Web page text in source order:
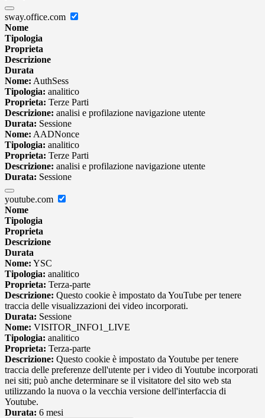
sway.office.com
Nome
Tipologia
Proprieta
Descrizione
Durata
Nome: AuthSess
Tipologia: analitico
Proprieta: Terze Parti
Descrizione: analisi e profilazione navigazione utente
Durata: Sessione
Nome: AADNonce
Tipologia: analitico
Proprieta: Terze Parti
Descrizione: analisi e profilazione navigazione utente
Durata: Sessione
youtube.com
Nome
Tipologia
Proprieta
Descrizione
Durata
Nome: YSC
Tipologia: analitico
Proprieta: Terza-parte
Descrizione: Questo cookie è impostato da YouTube per tenere
traccia delle visualizzazioni dei video incorporati.
Durata: Sessione
Nome: VISITOR_INFO1_LIVE
Tipologia: analitico
Proprieta: Terza-parte
Descrizione: Questo cookie è impostato da Youtube per tenere
traccia delle preferenze dell'utente per i video di Youtube incorporati
nei siti; può anche determinare se il visitatore del sito web sta
utilizzando la nuova o la vecchia versione dell'interfaccia di
Youtube.
Durata: 6 mesi